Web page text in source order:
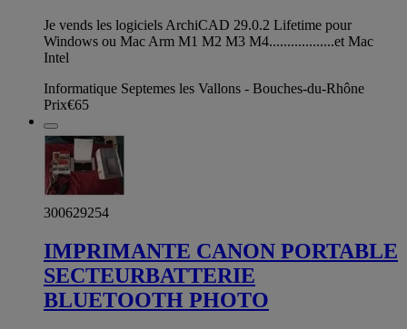
Je vends les logiciels ArchiCAD 29.0.2 Lifetime pour
Windows ou Mac Arm M1 M2 M3 M4..................et Mac
Intel
Informatique Septemes les Vallons - Bouches-du-Rhône
Prix€65
300629254
IMPRIMANTE CANON PORTABLE
SECTEURBATTERIE
BLUETOOTH PHOTO